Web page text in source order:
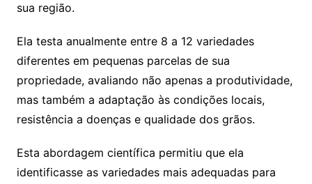
sua região.
Ela testa anualmente entre 8 a 12 variedades
diferentes em pequenas parcelas de sua
propriedade, avaliando não apenas a produtividade,
mas também a adaptação às condições locais,
resistência a doenças e qualidade dos grãos.
Esta abordagem científica permitiu que ela
identificasse as variedades mais adequadas para